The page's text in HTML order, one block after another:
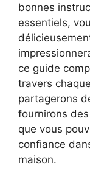
bonnes
essentiels,
ce guide
travers
partagerons
fournirons
que vous
confiance
maison.